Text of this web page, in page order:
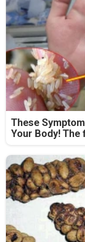
These
Your Body!